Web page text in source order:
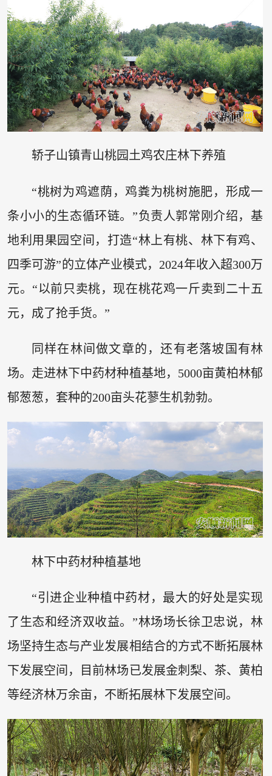
轿子山镇青山桃园土鸡农庄林下养殖
“桃树为鸡遮荫，鸡粪为桃树施肥，形成一
条小小的生态循环链。”负责人郭常刚介绍，基
地利用果园空间，打造“林上有桃、林下有鸡、
四季可游”的立体产业模式，2024年收入超300万
元。“以前只卖桃，现在桃花鸡一斤卖到二十五
元，成了抢手货。”
同样在林间做文章的，还有老落坡国有林
场。走进林下中药材种植基地，5000亩黄柏林郁
郁葱葱，套种的200亩头花蓼生机勃勃。
林下中药材种植基地
“引进企业种植中药材，最大的好处是实现
了生态和经济双收益。”林场场长徐卫忠说，林
场坚持生态与产业发展相结合的方式不断拓展林
下发展空间，目前林场已发展金刺梨、茶、黄柏
等经济林万余亩，不断拓展林下发展空间。